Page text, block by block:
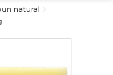
natural